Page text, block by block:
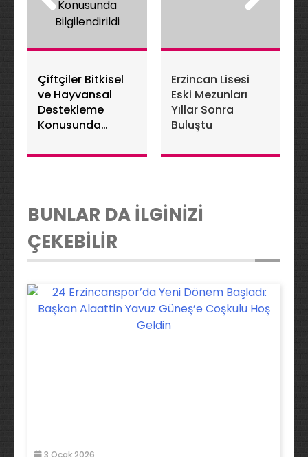
Çiftçiler Bitkisel
ve Hayvansal
Destekleme
Konusunda
Erzincan Lisesi
Eski Mezunları
Yıllar Sonra
Buluştu
BUNLAR DA İLGİNİZİ
ÇEKEBİLİR
3 Ocak 2026